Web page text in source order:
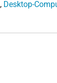
, Desktop-